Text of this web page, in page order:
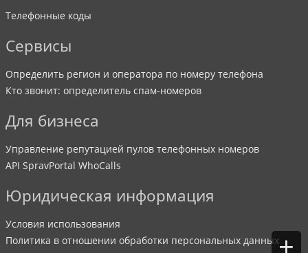
Телефонные коды
Сервисы
Определить регион и оператора по номеру телефона
Кто звонит: определитель спам-номеров
Для бизнеса
Управление репутацией пулов телефонных номеров
API SpravPortal WhoCalls
Юридическая информация
Условия использования
Политика в отношении обработки персональных данных